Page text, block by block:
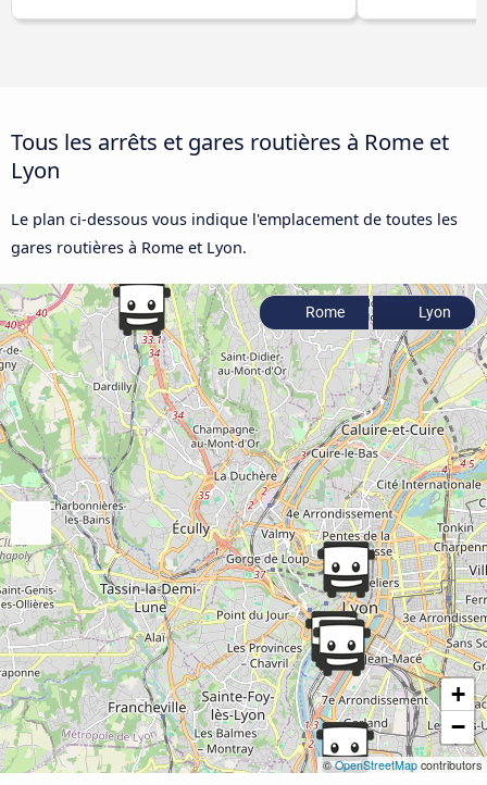
Tous les arrêts et gares routières à Rome et
Lyon
Le plan ci-dessous vous indique l'emplacement de toutes les
gares routières à Rome et Lyon.
+
−
©OpenStreetMap contributors
Rome Lyon